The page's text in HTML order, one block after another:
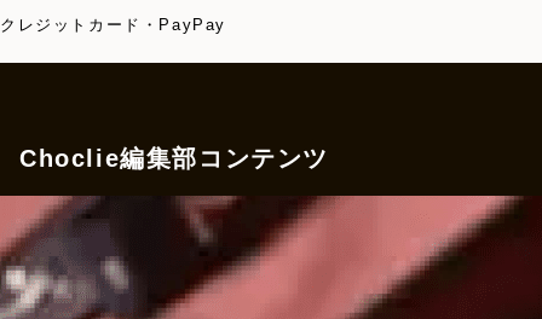
クレジットカード・PayPay
Choclie編集部コンテンツ